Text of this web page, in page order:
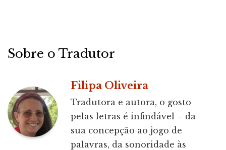
Sobre o Tradutor
Filipa Oliveira
Tradutora e autora, o gosto
pelas letras é infindável – da
sua concepção ao jogo de
palavras, da sonoridade às